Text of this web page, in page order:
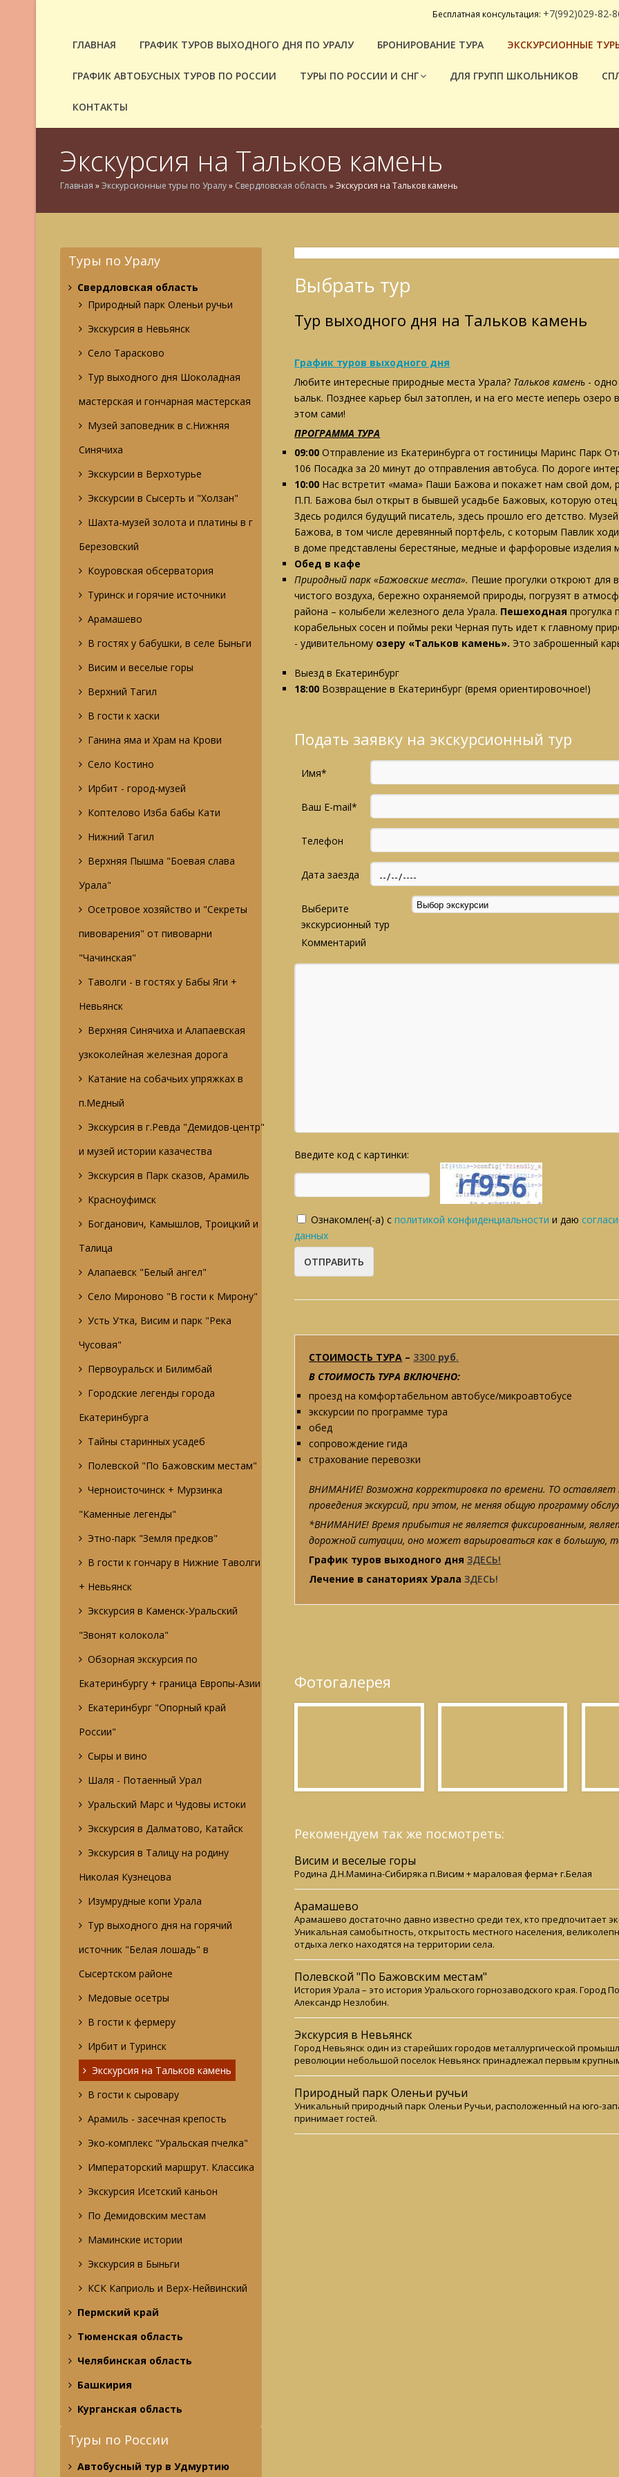
Бесплатная консультация: +7(992)029-82-
ГЛАВНАЯ ГРАФИК ТУРОВ ВЫХОДНОГО ДНЯ ПО УРАЛУ БРОНИРОВАНИЕ ТУРА ЭКСКУРСИОННЫЕ
ГРАФИК АВТОБУСНЫХ ТУРОВ ПО РОССИИ ТУРЫ ПО РОССИИ И СНГ ДЛЯ ГРУПП ШКОЛЬНИКОВ
КОНТАКТЫ
Экскурсия на Тальков камень
Главная »Экскурсионные туры по Уралу» Свердловская область »Экскурсия на Тальков камень
Туры по Уралу
Свердловская область
Природный парк Оленьи ручьи
Экскурсия в Невьянск
Село Тарасково
Тур выходного дня Шоколадная
мастерская и гончарная мастерская
Музей заповедник в с.Нижняя
Синячиха
Экскурсии в Верхотурье
Экскурсии в Сысерть и "Холзан"
Шахта-музей золота и платины в г
Березовский
Коуровская обсерватория
Туринск и горячие источники
Арамашево
В гостях у бабушки, в селе Быньги
Висим и веселые горы
Верхний Тагил
В гости к хаски
Ганина яма и Храм на Крови
Село Костино
Ирбит - город-музей
Коптелово Изба бабы Кати
Нижний Тагил
Верхняя Пышма "Боевая слава
Урала"
Осетровое хозяйство и "Секреты
пивоварения" от пивоварни
"Чачинская"
Таволги - в гостях у Бабы Яги +
Невьянск
Верхняя Синячиха и Алапаевская
узкоколейная железная дорога
Катание на собачьих упряжках в
п.Медный
Экскурсия в г.Ревда "Демидов-центр"
и музей истории казачества
Экскурсия в Парк сказов, Арамиль
Красноуфимск
Богданович, Камышлов, Троицкий и
Талица
Алапаевск "Белый ангел"
Село Мироново "В гости к Мирону"
Усть Утка, Висим и парк "Река
Чусовая"
Первоуральск и Билимбай
Городские легенды города
Екатеринбурга
Тайны старинных усадеб
Полевской "По Бажовским местам"
Черноисточинск + Мурзинка
"Каменные легенды"
Этно-парк "Земля предков"
В гости к гончару в Нижние Таволги
+ Невьянск
Экскурсия в Каменск-Уральский
"Звонят колокола"
Обзорная экскурсия по
Екатеринбургу + граница Европы-Азии
Екатеринбург "Опорный край
России"
Сыры и вино
Шаля - Потаенный Урал
Уральский Марс и Чудовы истоки
Экскурсия в Далматово, Катайск
Экскурсия в Талицу на родину
Николая Кузнецова
Изумрудные копи Урала
Тур выходного дня на горячий
источник "Белая лошадь" в
Сысертском районе
Медовые осетры
В гости к фермеру
Ирбит и Туринск
Экскурсия на Тальков камень
В гости к сыровару
Арамиль - засечная крепость
Эко-комплекс "Уральская пчелка"
Императорский маршрут. Классика
Экскурсия Исетский каньон
По Демидовским местам
Маминские истории
Экскурсия в Быньги
КСК Каприоль и Верх-Нейвинский
Пермский край
Тюменская область
Челябинская область
Башкирия
Курганская область
Туры по России
Автобусный тур в Удмуртию
Выбрать тур
Тур выходного дня на Тальков камень
График туров выходного дня
Любите интересные природные места Урала? Тальков камень -
ьальк. Позднее карьер был затоплен, и на его месте иеперь озеро
этом сами!
ПРОГРАММА ТУРА
09:00Отправление из Екатеринбурга от гостиницы Маринс Парк
106 Посадка за 20 минут до отправления автобуса. По дороге
10:00 Нас встретит «мама» Паши Бажова и покажет нам свой дом,
П.П. Бажова был открыт в бывшей усадьбе Бажовых, которую
Здесь родился будущий писатель, здесь прошло его детство.
Бажова, в том числе деревянный портфель, с которым Павлик
в доме представлены берестяные, медные и фарфоровые изделия
Обед в кафе
Природный парк «Бажовские места». Пешие прогулки откроют для
чистого воздуха, бережно охраняемой природы, погрузят в
района – колыбели железного дела Урала. Пешеходнаяпрогулка
корабельных сосен и поймы реки Черная путь идет к главному
- удивительному озеру «Тальков камень». Это заброшенный
Выезд в Екатеринбург
18:00 Возвращение в Екатеринбург (время ориентировочное!)
Подать заявку на экскурсионный тур
Имя*
Ваш E-mail*
Телефон
Дата заезда
Выберите
экскурсионный тур
Комментарий
Введите код с картинки:
Ознакомлен(-а) сполитикой конфиденциальности и даю
данных
СТОИМОСТЬ ТУРА – 3300 руб.
В СТОИМОСТЬ ТУРА ВКЛЮЧЕНО:
проезд на комфортабельном автобусе/микроавтобусе
экскурсии по программе тура
обед
сопровождение гида
страхование перевозки
ВНИМАНИЕ! Возможна корректировка по времени. ТО оставляет
проведения экскурсий, при этом, не меняя общую программу
*ВНИМАНИЕ! Время прибытия не является фиксированным,
дорожной ситуации, оно может варьироваться как в большую,
График туров выходного дняЗДЕСЬ!
Лечение в санаториях УралаЗДЕСЬ!
Фотогалерея
Рекомендуем так же посмотреть:
Висим и веселые горы
Родина Д.Н.Мамина-Сибиряка п.Висим + мараловая ферма+ г.Белая
Арамашево
Арамашево достаточно давно известно среди тех, кто предпочитает
Уникальная самобытность, открытость местного населения,
отдыха легко находятся на территории села.
Полевской "По Бажовским местам"
История Урала – это история Уральского горнозаводского края. Город
Александр Незлобин.
Экскурсия в Невьянск
Город Невьянск один из старейших городов металлургической
революции небольшой поселок Невьянск принадлежал первым
Природный парк Оленьи ручьи
Уникальный природный парк Оленьи Ручьи, расположенный на юго-
принимает гостей.